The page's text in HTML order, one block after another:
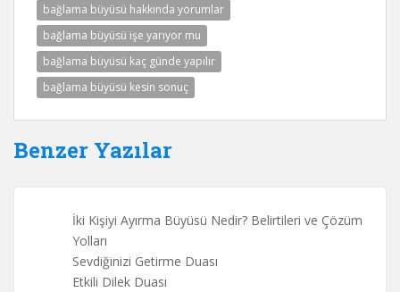
bağlama büyüsü hakkında yorumlar
bağlama büyüsü işe yarıyor mu
bağlama büyüsü kaç günde yapılır
bağlama büyüsü kesin sonuç
Benzer Yazılar
İki Kişiyi Ayırma Büyüsü Nedir? Belirtileri ve Çözüm
Yolları
Sevdiğinizi Getirme Duası
Etkili Dilek Duası